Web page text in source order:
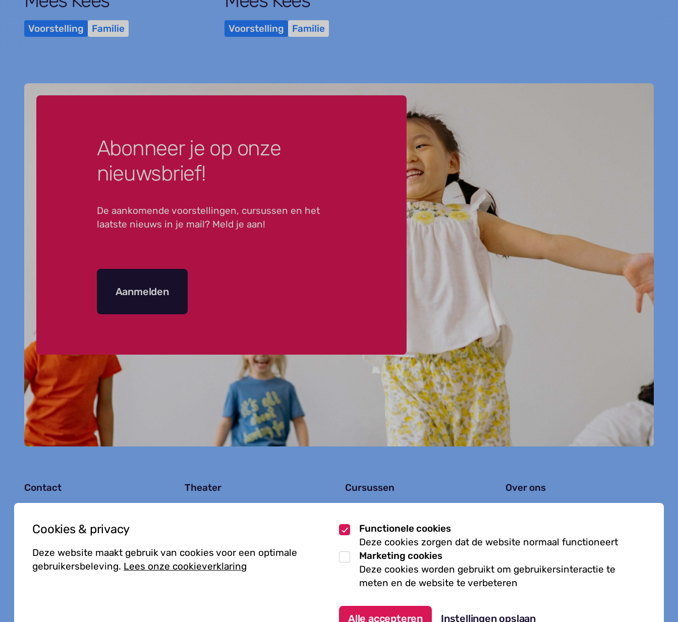
Cookies & privacy
Deze website maakt gebruik van cookies voor een optimale
gebruikersbeleving. Lees onze cookieverklaring
Functionele cookies
Deze cookies zorgen dat de website normaal functioneert
Marketing cookies
Deze cookies worden gebruikt om gebruikersinteractie te
meten en de website te verbeteren
Alle accepteren Instellingen opslaan
Voorstelling Familie Voorstelling Familie
Abonneer je op onze
nieuwsbrief!
De aankomende voorstellingen, cursussen en het
laatste nieuws in je mail? Meld je aan!
Aanmelden
Contact
0598 -37 37 77
Theater
Cursussen
Kunst cursussen
Over ons
Veelgestelde vragen
Algemene voorwaarden Cookies